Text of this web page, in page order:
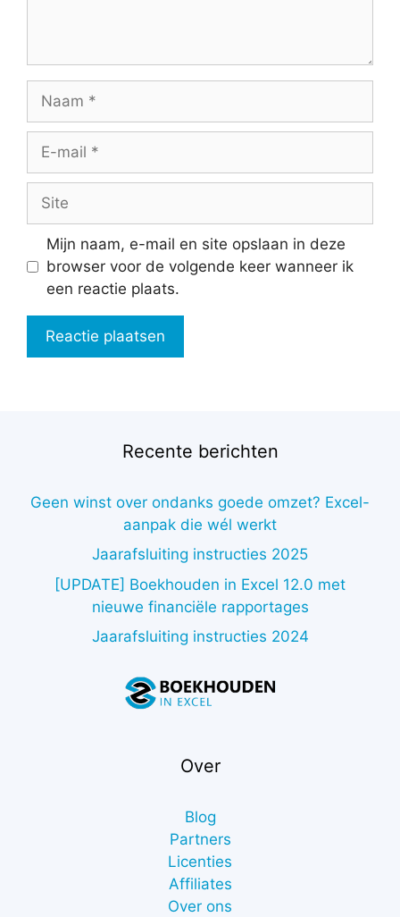
mail
Mijn naam, e-mail en site opslaan in deze
browser voor de volgende keer wanneer ik
een reactie plaats.
Recente berichten
Geen winst over ondanks goede omzet? Excel-
aanpak die wél werkt
Jaarafsluiting instructies 2025
[UPDATE] Boekhouden in Excel 12.0 met
nieuwe financiële rapportages
Jaarafsluiting instructies 2024
Over
Blog
Partners
Licenties
Affiliates
Over ons